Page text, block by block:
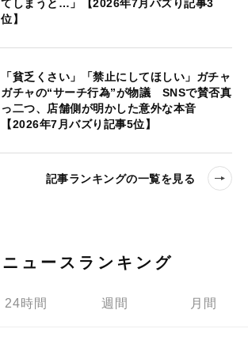
てしまうと…」【2026年7月バズり記事3
位】
「貧乏くさい」「禁止にしてほしい」ガチャ
ガチャの“サーチ行為”が物議 SNSで賛否真
っ二つ、店舗側が明かした意外な本音
【2026年7月バズり記事5位】
記事ランキングの一覧を見る
ニュースランキング
24時間 週間 月間